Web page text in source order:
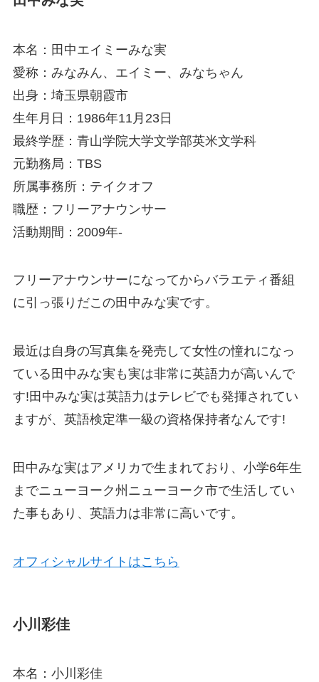
本名：田中エイミーみな実
愛称：みなみん、エイミー、みなちゃん
出身：埼玉県朝霞市
生年月日：1986年11月23日
最終学歴：青山学院大学文学部英米文学科
元勤務局：TBS
所属事務所：テイクオフ
職歴：フリーアナウンサー
活動期間：2009年-
フリーアナウンサーになってからバラエティ番組
に引っ張りだこの田中みな実です。
最近は自身の写真集を発売して女性の憧れになっ
ている田中みな実も実は非常に英語力が高いんで
す!田中みな実は英語力はテレビでも発揮されてい
ますが、英語検定準一級の資格保持者なんです!
田中みな実はアメリカで生まれており、小学6年生
までニューヨーク州ニューヨーク市で生活してい
た事もあり、英語力は非常に高いです。
オフィシャルサイトはこちら
小川彩佳
本名：小川彩佳